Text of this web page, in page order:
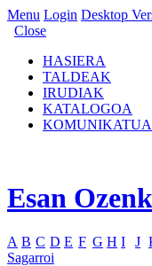
Menu Login Desktop
Close
HASIERA
TALDEAK
IRUDIAK
KATALOGOA
Esan
A B C D E F G H I J
Sagarroi